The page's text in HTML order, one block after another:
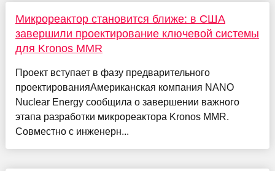
Микрореактор становится ближе: в США
завершили проектирование ключевой системы
для Kronos MMR
Проект вступает в фазу предварительного
проектированияАмериканская компания NANO
Nuclear Energy сообщила о завершении важного
этапа разработки микрореактора Kronos MMR.
Совместно с инженерн...